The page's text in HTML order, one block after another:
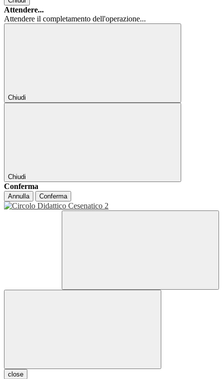
Attendere...
Attendere il completamento dell'operazione...
Chiudi
Chiudi
Conferma
Annulla Conferma
close